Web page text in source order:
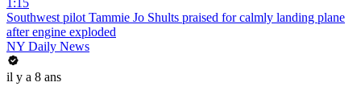
1:15
Southwest pilot Tammie Jo Shults praised for calmly landing plane
after engine exploded
NY Daily News
il y a 8 ans